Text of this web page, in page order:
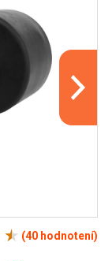
(40 hodnotení)